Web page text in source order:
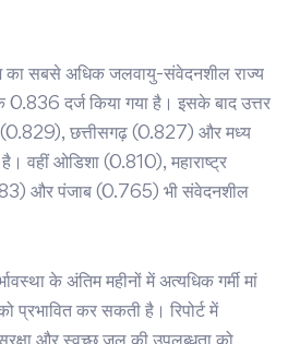
का सबसे अधिक जलवायु-संवेदनशील राज्य
दर्ज किया गया है। इसके बाद उत्तर
छत्तीसगढ़ (0.827) और मध्य
वहीं ओडिशा (0.810), महाराष्ट्र
और पंजाब (0.765) भी संवेदनशील
के अंतिम महीनों में अत्यधिक गर्मी मां
प्रभावित कर सकती है। रिपोर्ट में